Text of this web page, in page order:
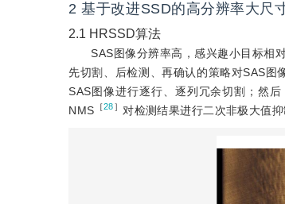
2 基于改进SSD的高分辨率大尺
2.1 HRSSD算法
SAS图像分辨率高，感兴趣小目标相
先切割、后检测、再确认的策略对SAS图
SAS图像进行逐行、逐列冗余切割；然
NMS ［28］ 对检测结果进行二次非极大值